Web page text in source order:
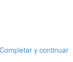
Completar y continuar